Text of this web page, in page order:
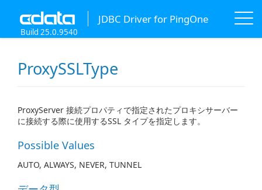
JDBC Driver for PingOne
Build 25.0.9540
ProxySSLType
ProxyServer 接続プロパティで指定されたプロキシサーバー
に接続する際に使用するSSL タイプを指定します。
Possible Values
AUTO, ALWAYS, NEVER, TUNNEL